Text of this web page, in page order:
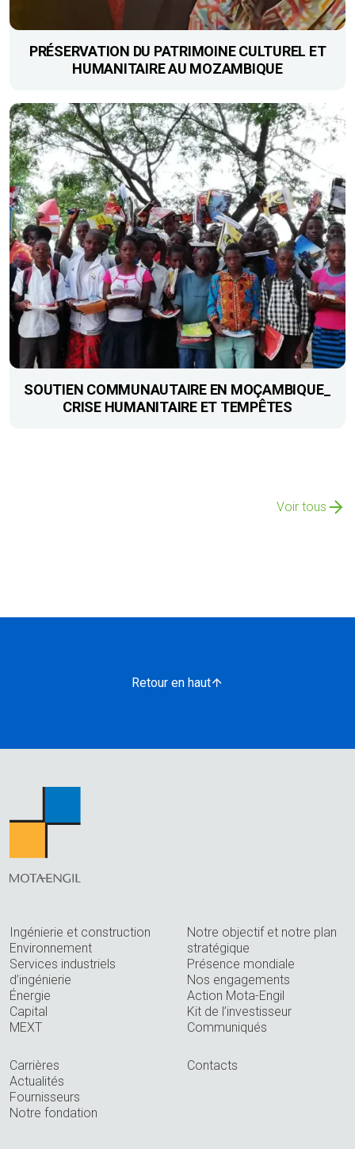
PRÉSERVATION DU PATRIMOINE CULTUREL ET
HUMANITAIRE AU MOZAMBIQUE
SOUTIEN COMMUNAUTAIRE EN MOÇAMBIQUE_
CRISE HUMANITAIRE ET TEMPÊTES
Voir tous
Retour en haut
Ingénierie et construction
Environnement
Services industriels
d’ingénierie
Énergie
Capital
MEXT
Notre objectif et notre plan
stratégique
Présence mondiale
Nos engagements
Action Mota-Engil
Kit de l’investisseur
Communiqués
Carrières
Actualités
Fournisseurs
Notre fondation
Contacts